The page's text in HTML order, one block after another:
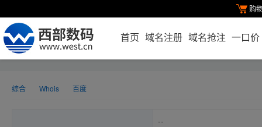
购
首页 域名注册 域名抢注 一口价
综合 Whois 百度
--